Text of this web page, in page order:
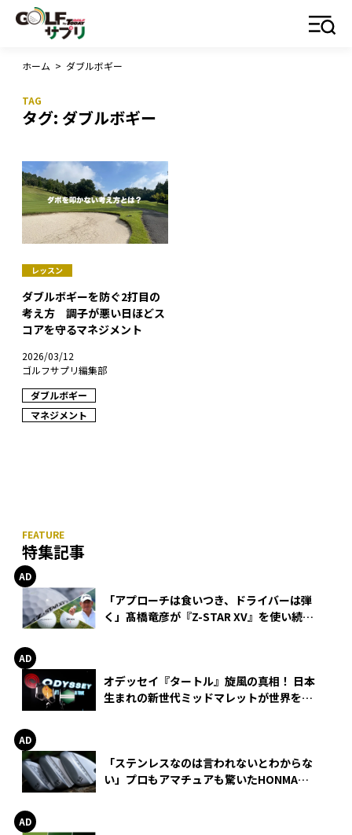
ホーム > ダブルボギー
タグ: ダブルボギー
レッスン
ダブルボギーを防ぐ2打目の
考え方 調子が悪い日ほどス
コアを守るマネジメント
2026/03/12
ゴルフサプリ編集部
ダブルボギー
マネジメント
特集記事
「アプローチは食いつき、ドライバーは弾
く」髙橋竜彦が『Z-STAR XV』を使い続け
オデッセイ『タートル』旋風の真相！ 日本
生まれの新世代ミッドマレットが世界を席
「ステンレスなのは言われないとわからな
い」プロもアマチュアも驚いたHONMA